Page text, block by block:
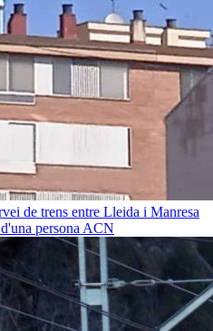
de trens entre Lleida i Manresa
persona ACN